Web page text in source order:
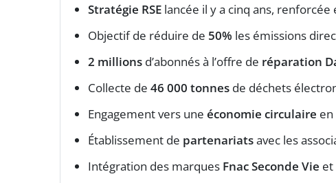
Stratégie RSE lancée il y a cinq ans,
Objectif de réduire de 50% les émissions
2 millions d’abonnés à l’offre de réparation
Collecte de 46 000 tonnes de déchets
Engagement vers une économie circulaire
Établissement de partenariatsavec les
Intégration des marques Fnac Seconde Vie et